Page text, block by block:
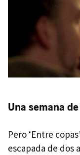
Una semana
Pero ‘Entre
escapada de dos